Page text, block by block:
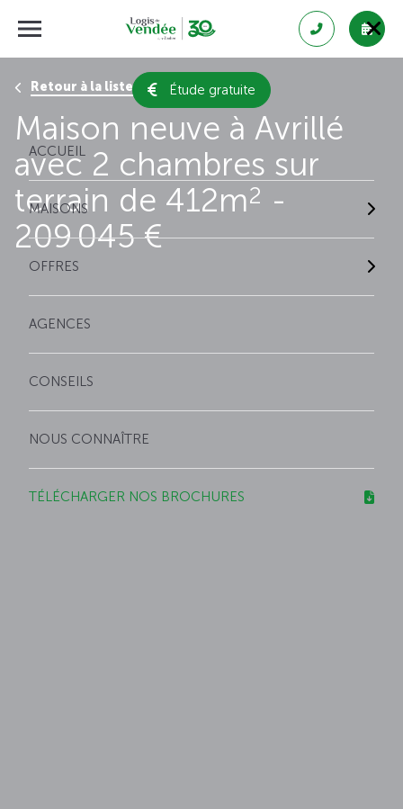
Étude gratuite
ACCUEIL
MAISONS
OFFRES
AGENCES
CONSEILS
NOUS CONNAÎTRE
TÉLÉCHARGER NOS BROCHURES
Retour à la liste des résultats
Maison neuve à Avrillé
avec 2 chambres sur
terrain de 412m2 -
209 045 €